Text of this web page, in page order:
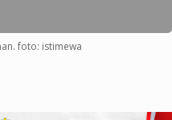
foto: istimewa